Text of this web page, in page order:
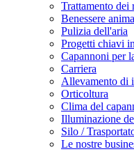
Trattamento dei
Benessere
Pulizia dell'aria
Progetti chiavi
Capannoni per
Carriera
Allevamento di
Orticoltura
Clima del
Illuminazione
Silo /
Le nostre